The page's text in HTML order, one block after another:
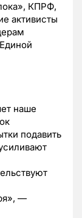
КПРФ,
активисты
наше
подавить
—